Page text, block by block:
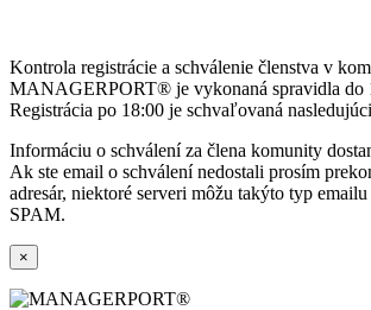
Kontrola registrácie a schválenie členstva v
MANAGERPORT® je vykonaná spravidla do
Registrácia po 18:00 je schvaľovaná
Informáciu o schválení za člena komunity
Ak ste email o schválení nedostali prosím
adresár, niektoré serveri môžu takýto typ
SPAM.
×